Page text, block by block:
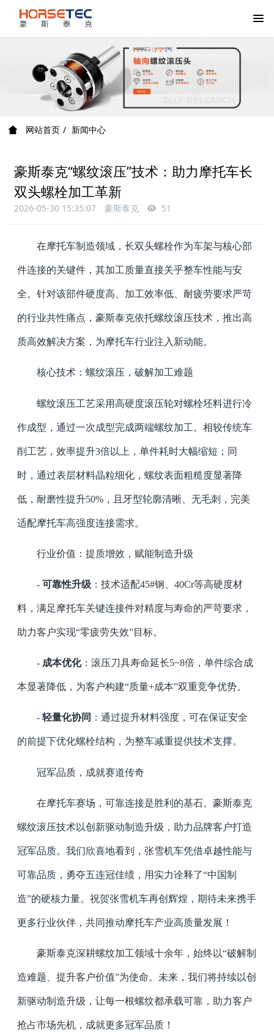
网站首页 新闻中心
豪斯泰克“螺纹滚压”技术：助力摩托车长
双头螺栓加工革新
2026-05-30 15:35:07 豪斯泰克 51
在摩托车制造领域，长双头螺栓作为车架与核心部
件连接的关键件，其加工质量直接关乎整车性能与安
全。针对该部件硬度高、加工效率低、耐疲劳要求严苛
的行业共性痛点，豪斯泰克依托螺纹滚压技术，推出高
质高效解决方案，为摩托车行业注入新动能。
核心技术：螺纹滚压，破解加工难题
螺纹滚压工艺采用高硬度滚压轮对螺栓坯料进行冷
作成型，通过一次成型完成两端螺纹加工。相较传统车
削工艺，效率提升3倍以上，单件耗时大幅缩短；同
时，通过表层材料晶粒细化，螺纹表面粗糙度显著降
低，耐磨性提升50% ，且牙型轮廓清晰、无毛刺，完美
适配摩托车高强度连接需求。
行业价值：提质增效，赋能制造升级
-可靠性升级 ：技术适配45#钢、40Cr等高硬度材
料，满足摩托车关键连接件对精度与寿命的严苛要求，
助力客户实现“零疲劳失效”目标。
- 成本优化：滚压刀具寿命延长5~8倍，单件综合成
本显著降低，为客户构建“质量+成本”双重竞争优势。
-轻量化协同 ：通过提升材料强度，可在保证安全
的前提下优化螺栓结构，为整车减重提供技术支撑。
冠军品质，成就赛道传奇
在摩托车赛场，可靠连接是胜利的基石。豪斯泰克
螺纹滚压技术以创新驱动制造升级，助力品牌客户打造
冠军品质。我们欣喜地看到，张雪机车凭借卓越性能与
可靠品质，勇夺五连冠佳绩，用实力诠释了“中国制
造”的硬核力量。祝贺张雪机车再创辉煌，期待未来携手
更多行业伙伴，共同推动摩托车产业高质量发展！
豪斯泰克深耕螺纹加工领域十余年，始终以“破解制
造难题、提升客户价值”为使命。未来，我们将持续以创
新驱动制造升级，让每一根螺纹都承载可靠，助力客户
抢占市场先机，成就更多冠军品质！